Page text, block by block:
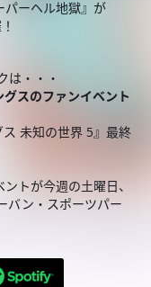
パーヘル地獄』が
は・・・
スのファンイベント
未知の世界 5』最終
トが今週の土曜日、
バン・スポーツパー